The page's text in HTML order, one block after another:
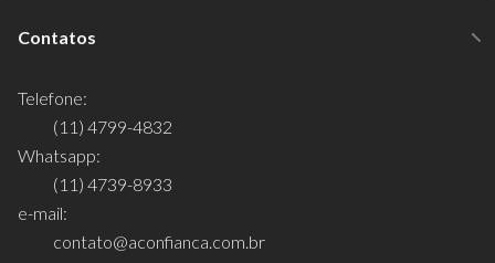
Contatos
Telefone:
(11) 4799-4832
Whatsapp:
(11) 4739-8933
e-mail:
contato@aconfianca.com.br